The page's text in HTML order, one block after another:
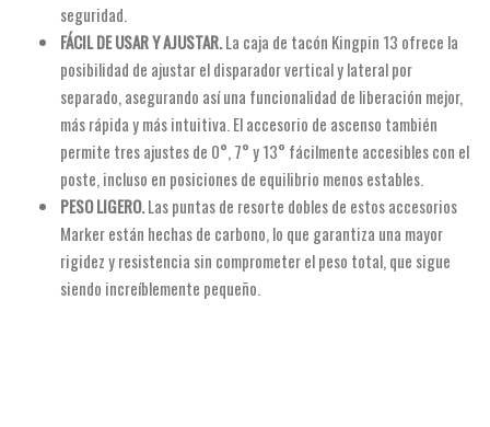
seguridad.
FÁCIL DE USAR Y AJUSTAR.La caja de tacón Kingpin 13 ofrece la
posibilidad de ajustar el disparador vertical y lateral por
separado, asegurando así una funcionalidad de liberación mejor,
más rápida y más intuitiva. El accesorio de ascenso también
permite tres ajustes de 0°, 7° y 13° fácilmente accesibles con el
poste, incluso en posiciones de equilibrio menos estables.
PESO LIGERO.Las puntas de resorte dobles de estos accesorios
Marker están hechas de carbono, lo que garantiza una mayor
rigidez y resistencia sin comprometer el peso total, que sigue
siendo increíblemente pequeño.